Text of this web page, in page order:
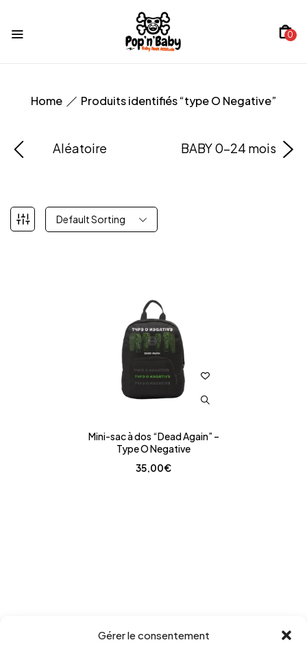
Gérer le consentement
0
Home Produits identifiés “type O Negative”
Aléatoire BABY 0-24 mois
Default Sorting
Mini-sac à dos “Dead Again” –
Type O Negative
35,00€